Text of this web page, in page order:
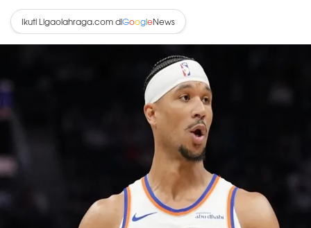
Ikuti Ligaolahraga.com diGoogleNews